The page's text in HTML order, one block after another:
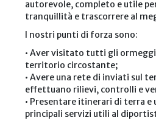
autorevole, completo e utile
tranquillità e trascorrere al
I nostri punti di forza sono:
• Aver visitato tutti gli
territorio circostante;
• Avere una rete di inviati sul
effettuano rilievi, controlli e
• Presentare itinerari di terra e
principali servizi utili al